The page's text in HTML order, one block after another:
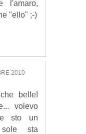
l'amaro,
"ello" ;-)
2010
belle!
volevo
sto un
sta